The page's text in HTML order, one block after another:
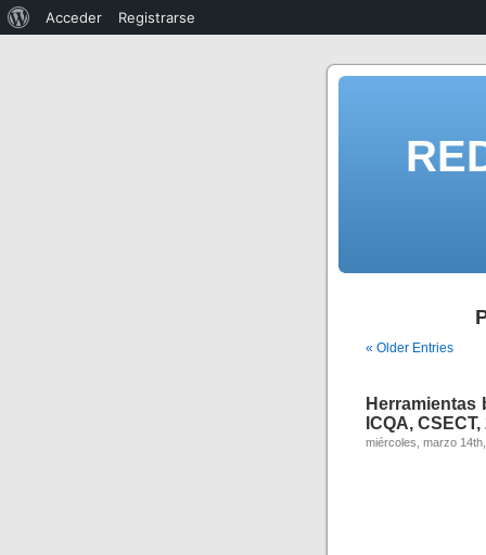
« Older Entries
Herramientas
ICQA,
miércoles, marzo
Acceder Registrarse